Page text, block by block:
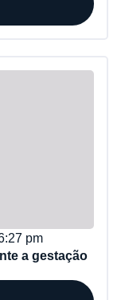
pm
a gestação